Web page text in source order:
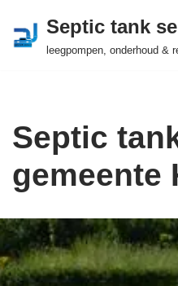
Ga
Septic tank
leegpompen, onderhoud &
Septic
gemeente